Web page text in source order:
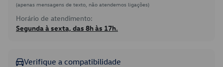
(apenas mensagens de texto, não atendemos ligações)
Horário de atendimento:
Segunda à sexta, das 8h às 17h.
Verifique a compatibilidade